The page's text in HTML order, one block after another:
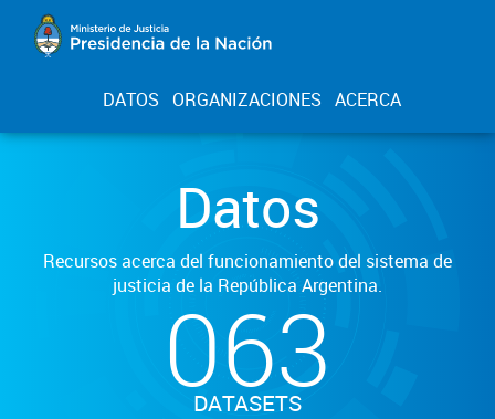
DATOS ORGANIZACIONES ACERCA
Datos
Recursos acerca del funcionamiento del sistema de
justicia de la República Argentina.
063
DATASETS